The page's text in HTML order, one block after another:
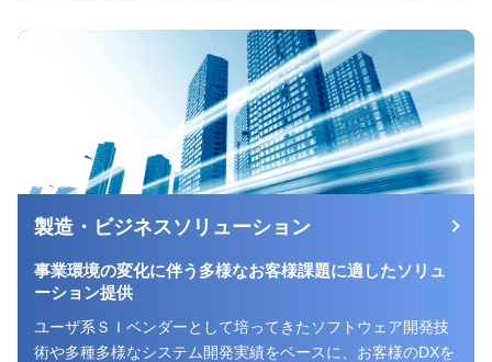
製造・ビジネスソリューション
事業環境の変化に伴う 多様なお客様課題に適したソリュ
ーション提供
ユーザ系ＳＩベンダーとして培ってきたソフトウェア開発技
術や多種多様なシステム開発実績をベースに、お客様のDXを